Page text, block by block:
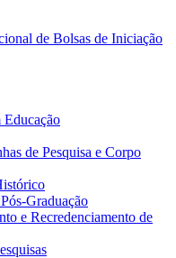
de Bolsas de Iniciação
Educação
de Pesquisa e Corpo
Graduação
e Recredenciamento de